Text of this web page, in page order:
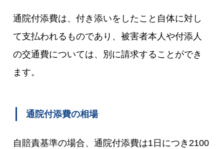
通院付添費は、付き添いをしたこと自体に対し
て支払われるものであり、被害者本人や付添人
の交通費については、別に請求することができ
ます。
通院付添費の相場
自賠責基準の場合、通院付添費は1日につき2100